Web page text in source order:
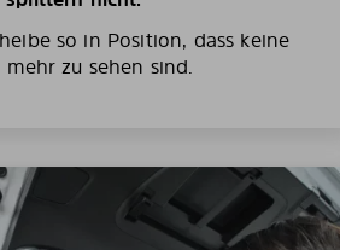
so in Position, dass keine
zu sehen sind.